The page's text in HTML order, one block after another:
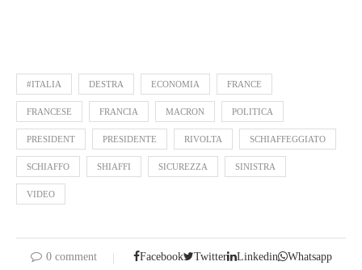
#ITALIA DESTRA ECONOMIA FRANCE
FRANCESE FRANCIA MACRON POLITICA
PRESIDENT PRESIDENTE RIVOLTA SCHIAFFEGGIATO
SCHIAFFO SHIAFFI SICUREZZA SINISTRA
VIDEO
0 comment Facebook Twitter Linkedin Whatsapp